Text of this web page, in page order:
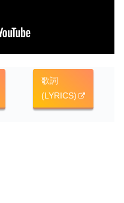
歌詞
(LYRICS)